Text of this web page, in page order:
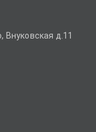
д.11